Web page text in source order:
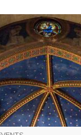
cathedral of
major building in
and Baroque decor.